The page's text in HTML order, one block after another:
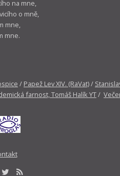
na mne,
o mně,
mne,
mne.
/ Papež Lev XIV. (RaVat)/
farnost, Tomáš Halík YT/